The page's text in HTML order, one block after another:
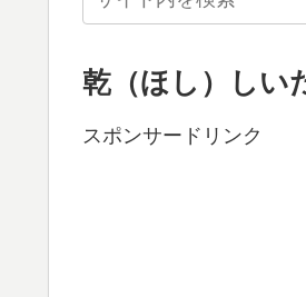
乾（ほし）しい
スポンサードリンク